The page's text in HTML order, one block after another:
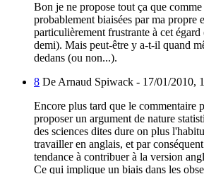
Bon je ne propose tout ça que comme
probablement biaisées par ma propre
particulièrement frustrante à cet égard
demi). Mais peut-être y a-t-il quand
dedans (ou non...).
8 De Arnaud Spiwack - 17/01/2010,
Encore plus tard que le commentaire
proposer un argument de nature
des sciences dites dure on plus
travailler en anglais, et par
tendance à contribuer à la version
Ce qui implique un biais dans les